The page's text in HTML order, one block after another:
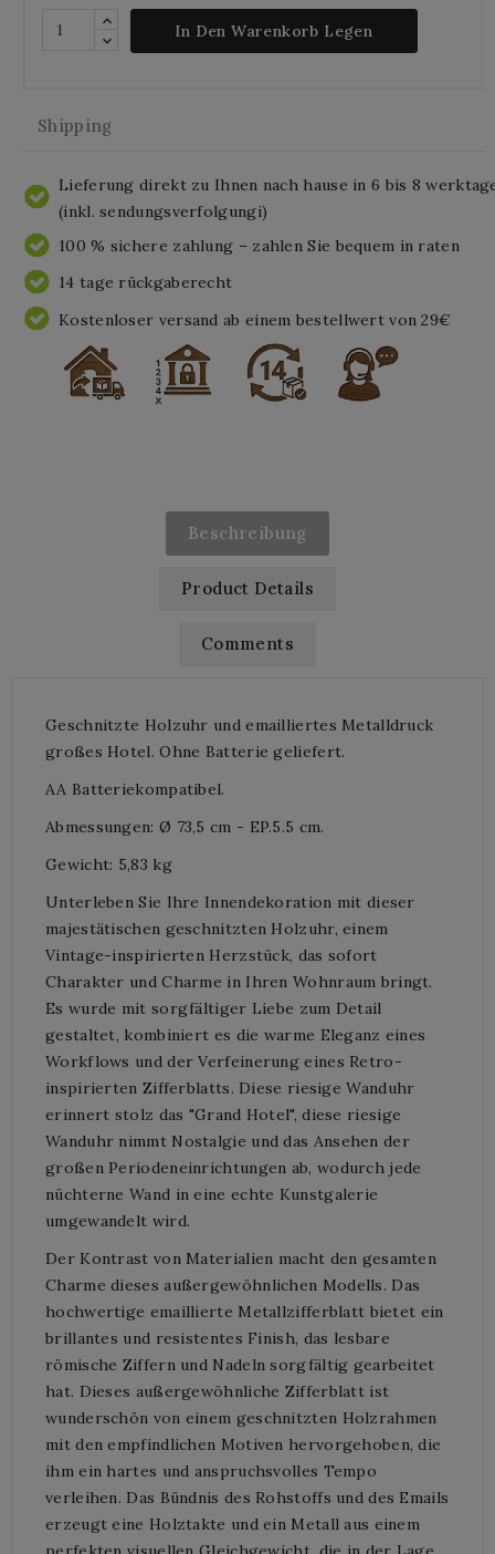
In Den Warenkorb Legen
Shipping
Lieferung direkt zu Ihnen nach hause in 6 bis 8
(inkl. sendungsverfolgungi)
100 % sichere zahlung – zahlen Sie bequem in raten
14 tage rückgaberecht
Kostenloser versand ab einem bestellwert von 29€
Beschreibung
Product Details
Comments
Geschnitzte Holzuhr und emailliertes Metalldruck
großes Hotel. Ohne Batterie geliefert.
AA Batteriekompatibel.
Abmessungen: Ø 73,5 cm - EP.5.5 cm.
Gewicht: 5,83 kg
Unterleben Sie Ihre Innendekoration mit dieser
majestätischen geschnitzten Holzuhr, einem
Vintage-inspirierten Herzstück, das sofort
Charakter und Charme in Ihren Wohnraum bringt.
Es wurde mit sorgfältiger Liebe zum Detail
gestaltet, kombiniert es die warme Eleganz eines
Workflows und der Verfeinerung eines Retro-
inspirierten Zifferblatts. Diese riesige Wanduhr
erinnert stolz das "Grand Hotel", diese riesige
Wanduhr nimmt Nostalgie und das Ansehen der
großen Periodeneinrichtungen ab, wodurch jede
nüchterne Wand in eine echte Kunstgalerie
umgewandelt wird.
Der Kontrast von Materialien macht den gesamten
Charme dieses außergewöhnlichen Modells. Das
hochwertige emaillierte Metallzifferblatt bietet ein
brillantes und resistentes Finish, das lesbare
römische Ziffern und Nadeln sorgfältig gearbeitet
hat. Dieses außergewöhnliche Zifferblatt ist
wunderschön von einem geschnitzten Holzrahmen
mit den empfindlichen Motiven hervorgehoben, die
ihm ein hartes und anspruchsvolles Tempo
verleihen. Das Bündnis des Rohstoffs und des Emails
erzeugt eine Holztakte und ein Metall aus einem